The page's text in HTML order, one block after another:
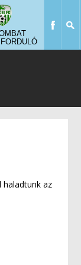
haladtunk az